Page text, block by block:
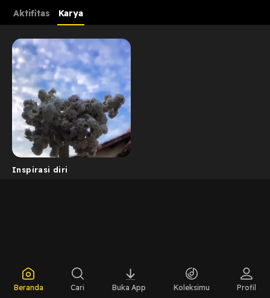
Aktifitas Karya
Inspirasi diri
Beranda Cari Buka App Koleksimu Profil